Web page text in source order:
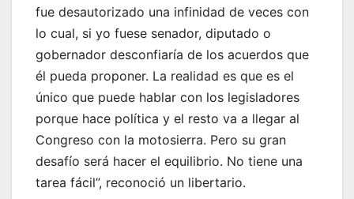
fue desautorizado una infinidad de veces con
lo cual, si yo fuese senador, diputado o
gobernador desconfiaría de los acuerdos que
él pueda proponer. La realidad es que es el
único que puede hablar con los legisladores
porque hace política y el resto va a llegar al
Congreso con la motosierra. Pero su gran
desafío será hacer el equilibrio. No tiene una
tarea fácil”, reconoció un libertario.